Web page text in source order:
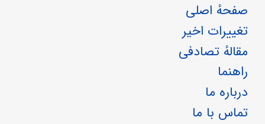
صفحهٔ اصلی
تغییرات اخیر
مقالهٔ تصادفی
راهنما
درباره ما
تماس با ما